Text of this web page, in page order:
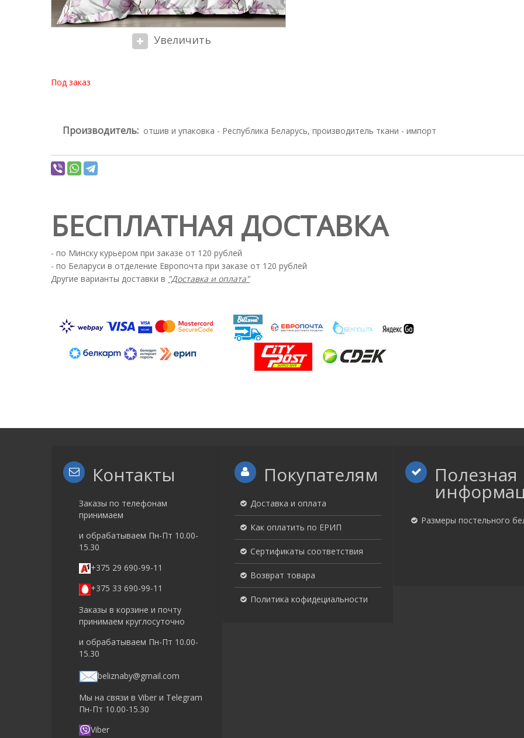
Увеличить
Под заказ
Производитель: отшив и упаковка - Республика Беларусь, производитель ткани - импорт
БЕСПЛАТНАЯ ДОСТАВКА
- по Минску курьером при заказе от 120 рублей
- по Беларуси в отделение Европочта при заказе от 120 рублей
Другие варианты доставки в "Доставка и оплата"
Контакты
Заказы по телефонам
принимаем
и обрабатываем Пн-Пт 10.00-
15.30
+375 29 690-99-11
+375 33 690-99-11
Заказы в корзине и почту
принимаем круглосуточно
и обрабатываем Пн-Пт 10.00-
15.30
beliznaby@gmail.com
Мы на связи в Viber и Telegram
Пн-Пт 10.00-15.30
Viber
Покупателям
Доставка и оплата
Как оплатить по ЕРИП
Сертификаты соответствия
Возврат товара
Политика кофидециальности
Полезная
Размеры постельного